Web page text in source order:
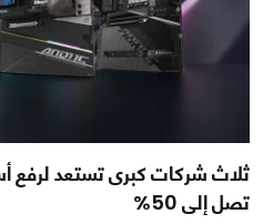
ثلاث شركات كبرى تستعد لرفع
تصل إلى 50%